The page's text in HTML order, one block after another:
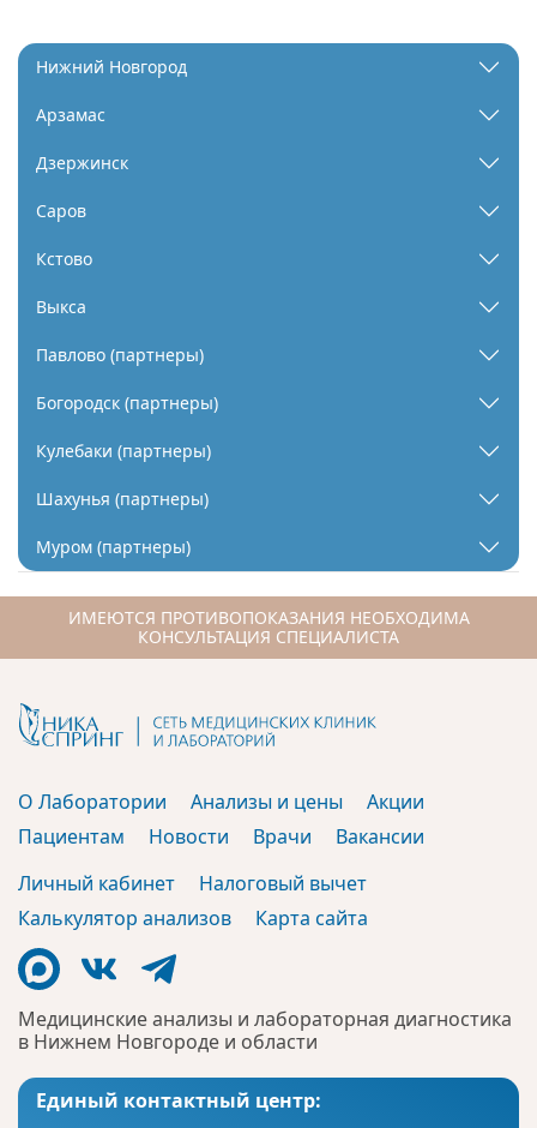
Нижний Новгород
Арзамас
Дзержинск
Саров
Кстово
Выкса
Павлово (партнеры)
Богородск (партнеры)
Кулебаки (партнеры)
Шахунья (партнеры)
Муром (партнеры)
ИМЕЮТСЯ ПРОТИВОПОКАЗАНИЯ НЕОБХОДИМА
КОНСУЛЬТАЦИЯ СПЕЦИАЛИСТА
Медицинские анализы и лабораторная диагностика
в Нижнем Новгороде и области
Единый контактный центр:
О Лаборатории Анализы и цены
Акции
Пациентам
Новости Врачи
Вакансии
Личный кабинет
Налоговый вычет
Калькулятор анализов
Карта сайта